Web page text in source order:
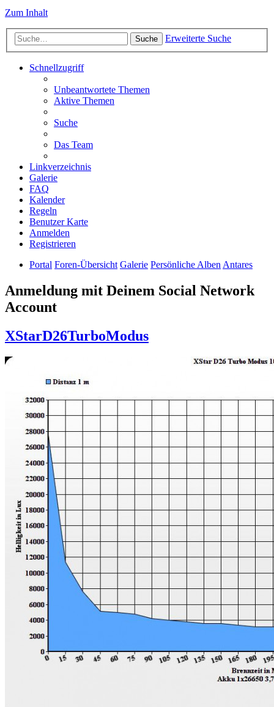
Zum Inhalt
Suche Erweiterte Suche
Schnellzugriff
Unbeantwortete Themen
Aktive Themen
Suche
Das Team
Linkverzeichnis
Galerie
FAQ
Kalender
Regeln
Benutzer Karte
Anmelden
Registrieren
Portal Foren-Übersicht Galerie Persönliche Alben Antares
Anmeldung mit Deinem Social Network
Account
XStarD26TurboModus